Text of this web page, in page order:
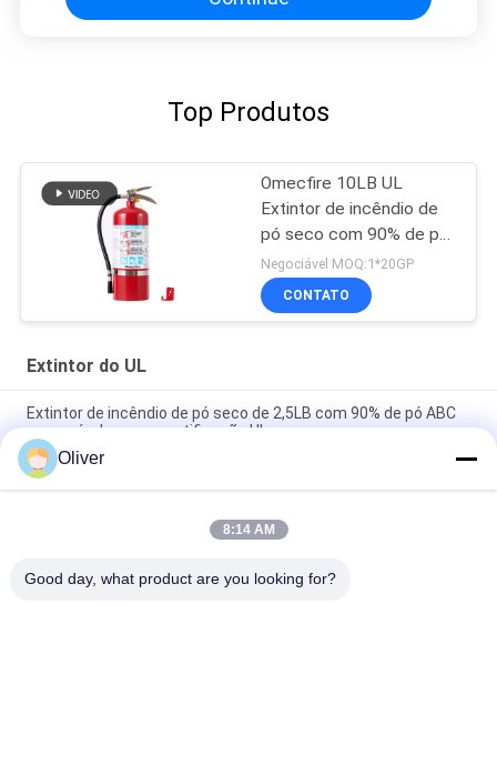
Top Produtos
Omecfire 10LB UL
Extintor de incêndio de
pó seco com 90% de pó
ABC
Negociável MOQ:1*20GP
CONTATO
Extintor do UL
Extintor de incêndio de pó seco de 2,5LB com 90% de pó ABC
para veículos com certificação UL
Extintor de incêndio de pó seco com classificação de incêndio
6A 80BC
Omecfire 10LB UL Extintor de incêndio de pó seco com 90% de
Oliver
8:14 AM
Good day, what product are you looking for?